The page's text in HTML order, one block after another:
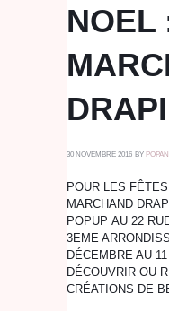
NOEL
30 NOVEMBRE 2016 BY
POUR LES
MARCHAND
POPUP AU 22
3EME
DÉCEMBRE AU
DÉCOUVRIR OU
CRÉATIONS DE